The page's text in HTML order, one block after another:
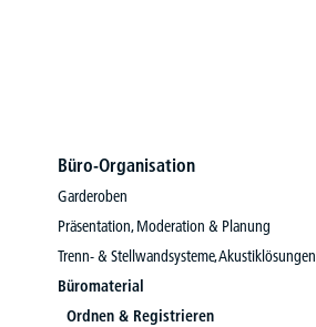
Büro-Organisation
Garderoben
Präsentation, Moderation & Planung
Trenn- & Stellwandsysteme, Akustiklösungen
Büromaterial
Ordnen & Registrieren